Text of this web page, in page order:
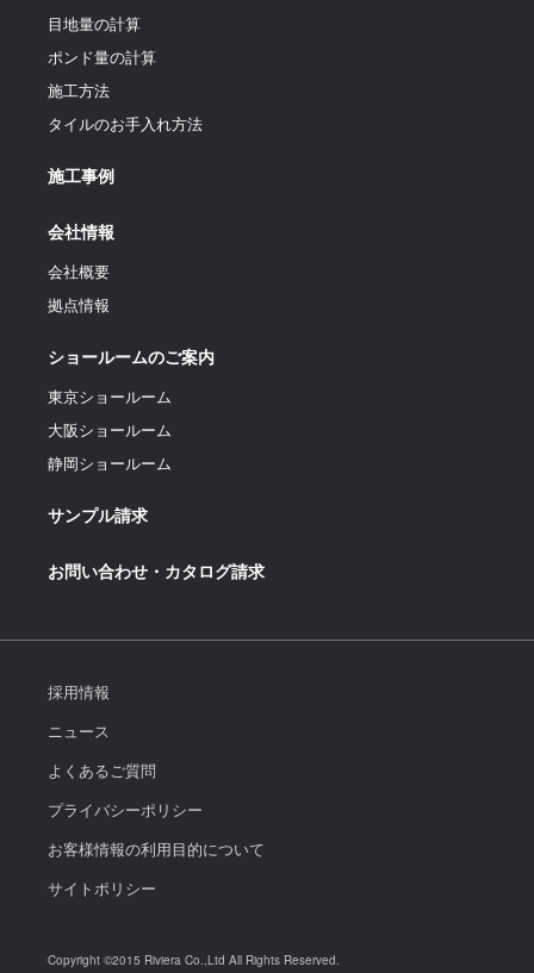
目地量の計算
ポンド量の計算
施工方法
タイルのお手入れ方法
施工事例
会社情報
会社概要
拠点情報
ショールームのご案内
東京ショールーム
大阪ショールーム
静岡ショールーム
サンプル請求
お問い合わせ・カタログ請求
採用情報
ニュース
よくあるご質問
プライバシーポリシー
お客様情報の利用目的について
サイトポリシー
Copyright ©2015 Riviera Co.,Ltd All Rights Reserved.